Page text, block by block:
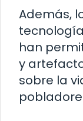
Además,
han
y
sobre la